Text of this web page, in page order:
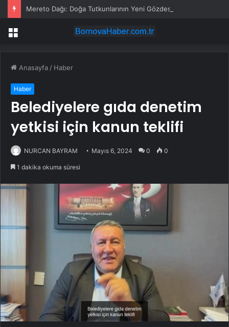
Mereto Dağı: Doğa Tutkunlarının Yeni Gözdesi
Menü
Anasayfa / Haber
Haber
Belediyelere gıda denetim
yetkisi için kanun teklifi
NURCAN BAYRAM Mayıs 6, 2024 0 0
1 dakika okuma süresi